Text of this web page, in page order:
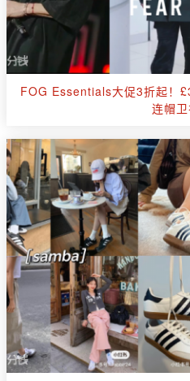
FOG Essentials大促3折起！
连帽